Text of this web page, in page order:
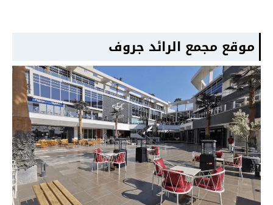
موقع مجمع الرائد جروف